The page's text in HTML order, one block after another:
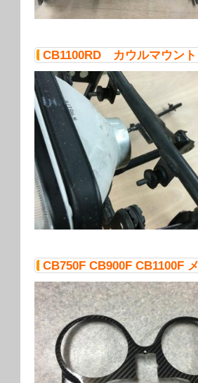
CB1100RD カウルマウン
CB750F CB900F CB1100F